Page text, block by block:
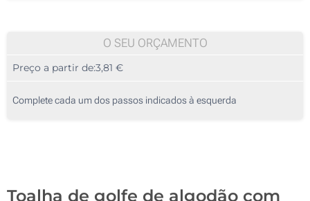
20
50
O SEU ORÇAMENTO
Preço a partir de:3,81 €
Complete cada um dos passos indicados à esquerda
Toalha de golfe de algodão com